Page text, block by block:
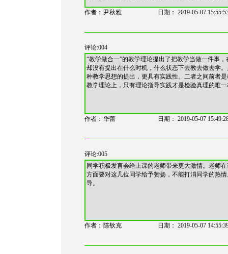
作者： 尹秋雅 日期： 2019-05-07
评论:004
“教学做合一”的教学理论提出了把教学当做一件事
却没有提出在什么时机，什么状态下去教去做去学
种教学思想的提出，更具有实践性。二者之间前者
教学理论上，只有理论指导实践才是检验真理的唯
作者： 华蕾 日期： 2019-05-07
评论:005
同学积极发言会给上课的老师带来更大激情。老师
方面要对这几位同学给予赞扬，不能打消同学的热
导。
作者： 陈钦克 日期： 2019-05-07